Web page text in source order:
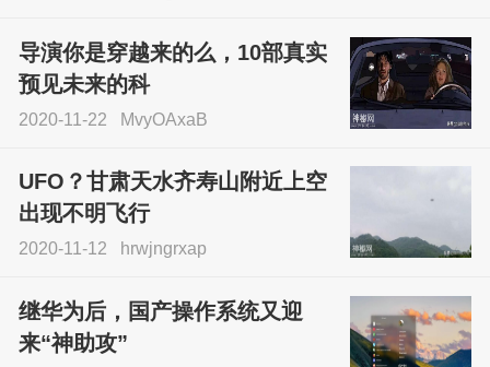
导演你是穿越来的么，10部真实
预见未来的科
2020-11-22 MvyOAxaB
UFO？甘肃天水齐寿山附近上空
出现不明飞行
2020-11-12 hrwjngrxap
继华为后，国产操作系统又迎
来“神助攻”